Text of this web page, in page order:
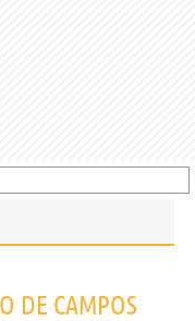
DE CAMPOS